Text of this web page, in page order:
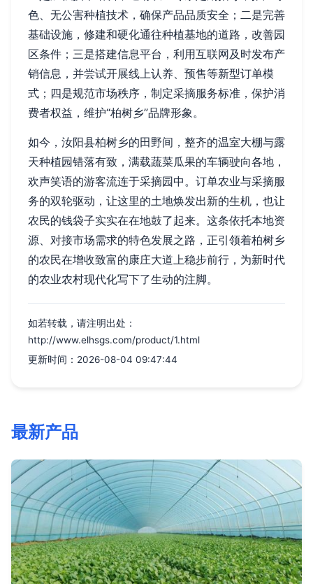
色、无公害种植技术，确保产品品质安全；二是完善
基础设施，修建和硬化通往种植基地的道路，改善园
区条件；三是搭建信息平台，利用互联网及时发布产
销信息，并尝试开展线上认养、预售等新型订单模
式；四是规范市场秩序，制定采摘服务标准，保护消
费者权益，维护“柏树乡”品牌形象。
如今，汝阳县柏树乡的田野间，整齐的温室大棚与露
天种植园错落有致，满载蔬菜瓜果的车辆驶向各地，
欢声笑语的游客流连于采摘园中。订单农业与采摘服
务的双轮驱动，让这里的土地焕发出新的生机，也让
农民的钱袋子实实在在地鼓了起来。这条依托本地资
源、对接市场需求的特色发展之路，正引领着柏树乡
的农民在增收致富的康庄大道上稳步前行，为新时代
的农业农村现代化写下了生动的注脚。
如若转载，请注明出处：
http://www.elhsgs.com/product/1.html
更新时间：2026-08-04 09:47:44
最新产品